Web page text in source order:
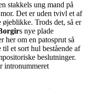
stakkels ung mand på
Det er uden tvivl et af
Trods det, så er
s nye plade
her om en patosprut så
et sort hul bestående af
beslutninger.
intronummeret